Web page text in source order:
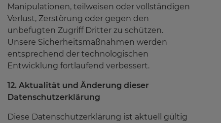
Manipulationen, teilweisen oder vollständigen
Verlust, Zerstörung oder gegen den
unbefugten Zugriff Dritter zu schützen.
Unsere Sicherheitsmaßnahmen werden
entsprechend der technologischen
Entwicklung fortlaufend verbessert.
12. Aktualität und Änderung dieser
Datenschutzerklärung
Diese Datenschutzerklärung ist aktuell gültig